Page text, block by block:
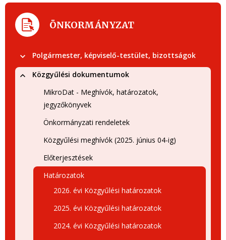
ÖNKORMÁNYZAT
Polgármester, képviselő-testület, bizottságok
Közgyűlési dokumentumok
MikroDat - Meghívók, határozatok,
jegyzőkönyvek
Önkormányzati rendeletek
Közgyűlési meghívók (2025. június 04-ig)
Előterjesztések
Határozatok
2026. évi Közgyűlési határozatok
2025. évi Közgyűlési határozatok
2024. évi Közgyűlési határozatok